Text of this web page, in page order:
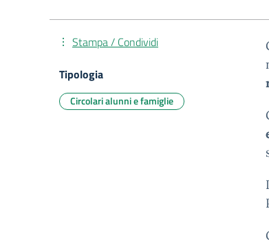
Stampa / Condividi
Tipologia
Circolari alunni e famiglie